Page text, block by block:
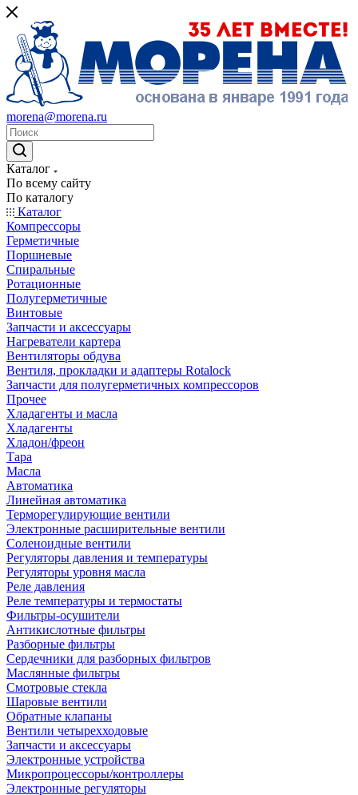
morena@morena.ru
Каталог
По всему сайту
По каталогу
Каталог
Компрессоры
Герметичные
Поршневые
Спиральные
Ротационные
Полугерметичные
Винтовые
Запчасти и аксессуары
Нагреватели картера
Вентиляторы обдува
Вентиля, прокладки и адаптеры Rotalock
Запчасти для полугерметичных компрессоров
Прочее
Хладагенты и масла
Хладагенты
Хладон/фреон
Тара
Масла
Автоматика
Линейная автоматика
Терморегулирующие вентили
Электронные расширительные вентили
Соленоидные вентили
Регуляторы давления и температуры
Регуляторы уровня масла
Реле давления
Реле температуры и термостаты
Фильтры-осушители
Антикислотные фильтры
Разборные фильтры
Сердечники для разборных фильтров
Маслянные фильтры
Смотровые стекла
Шаровые вентили
Обратные клапаны
Вентили четырехходовые
Запчасти и аксессуары
Электронные устройства
Микропроцессоры/контроллеры
Электронные регуляторы